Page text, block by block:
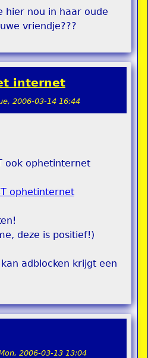
hier nou in haar oude
vriendje???
internet
2006-03-14 16:44
ook ophetinternet
ophetinternet
deze is positief!)
adblocken krijgt een
2006-03-13 13:04